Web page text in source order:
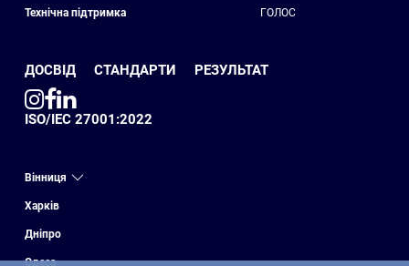
Технічна підтримка ГОЛОС
ДОСВІД СТАНДАРТИ РЕЗУЛЬТАТ
ISO/IEC 27001:2022
Вінниця
Харків
Дніпро
Одеса